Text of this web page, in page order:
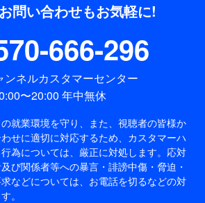
問い合わせもお気軽に!
666-296
ンネルカスタマーセンター
〜20:00 年中無休
就業環境を守り、また、視聴者の皆様か
せに適切に対応するため、 カスタマーハ
為については、厳正に対処します。応対
び関係者等への暴言・誹謗中傷・脅迫・
などについては、お電話を切るなどの対
。